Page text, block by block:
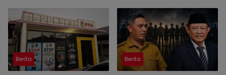
Berita Berita